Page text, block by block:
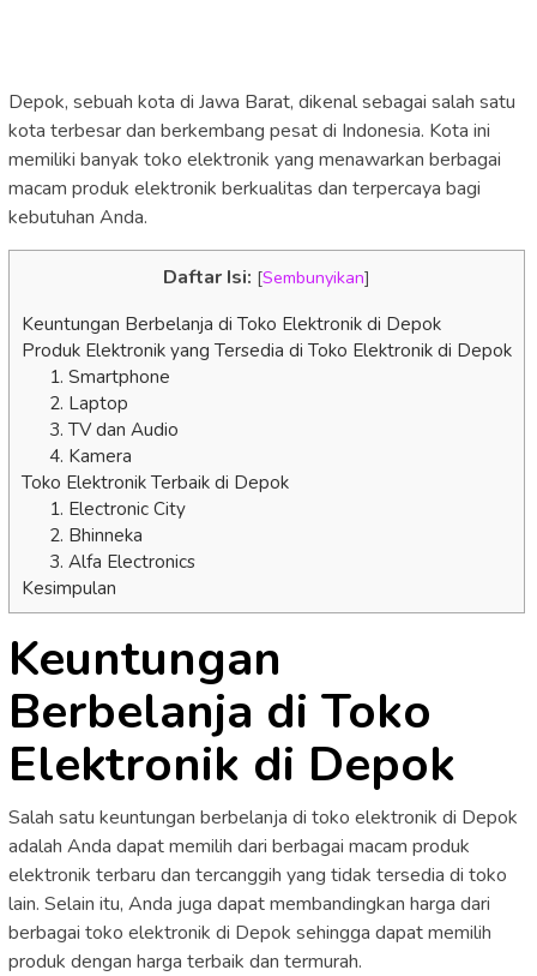
Depok, sebuah kota di Jawa Barat, dikenal sebagai salah satu
kota terbesar dan berkembang pesat di Indonesia. Kota ini
memiliki banyak toko elektronik yang menawarkan berbagai
macam produk elektronik berkualitas dan terpercaya bagi
kebutuhan Anda.
Daftar Isi: [Sembunyikan]
Keuntungan Berbelanja di Toko Elektronik di Depok
Produk Elektronik yang Tersedia di Toko Elektronik di Depok
1. Smartphone
2. Laptop
3. TV dan Audio
4. Kamera
Toko Elektronik Terbaik di Depok
1. Electronic City
2. Bhinneka
3. Alfa Electronics
Kesimpulan
Keuntungan
Berbelanja di Toko
Elektronik di Depok
Salah satu keuntungan berbelanja di toko elektronik di Depok
adalah Anda dapat memilih dari berbagai macam produk
elektronik terbaru dan tercanggih yang tidak tersedia di toko
lain. Selain itu, Anda juga dapat membandingkan harga dari
berbagai toko elektronik di Depok sehingga dapat memilih
produk dengan harga terbaik dan termurah.